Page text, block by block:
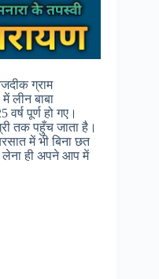
ग्राम
लीन बाबा
पूर्ण हो गए।
तक पहुँच जाता है।
में भी बिना छत
लेना ही अपने आप में